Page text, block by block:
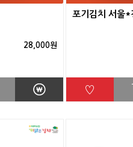
28,000원
포기김치 서울*
♡